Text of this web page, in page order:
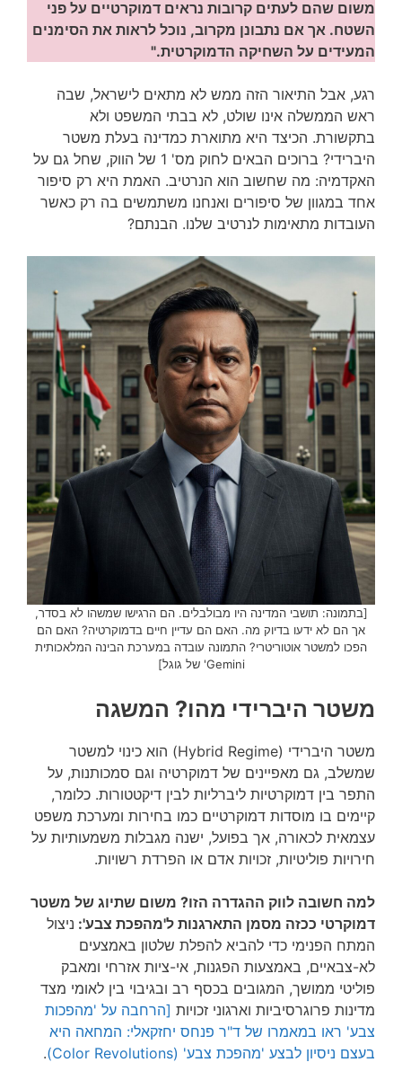
משום שהם לעתים קרובות נראים דמוקרטיים על פני
השטח. אך אם נתבונן מקרוב, נוכל לראות את הסימנים
המעידים על השחיקה הדמוקרטית."
רגע, אבל התיאור הזה ממש לא מתאים לישראל, שבה
ראש הממשלה אינו שולט, לא בבתי המשפט ולא
בתקשורת. הכיצד היא מתוארת כמדינה בעלת משטר
היברידי? ברוכים הבאים לחוק מס' 1 של הווק, שחל גם על
האקדמיה: מה שחשוב הוא הנרטיב. האמת היא רק סיפור
אחד במגוון של סיפורים ואנחנו משתמשים בה רק כאשר
העובדות מתאימות לנרטיב שלנו. הבנתם?
[בתמונה: תושבי המדינה היו מבולבלים. הם הרגישו שמשהו לא בסדר,
אך הם לא ידעו בדיוק מה. האם הם עדיין חיים בדמוקרטיה? האם הם
הפכו למשטר אוטוריטרי? התמונה עובדה במערכת הבינה המלאכותית
Gemini' של גוגל]
משטר היברידי מהו? המשגה
משטר היברידי (Hybrid Regime) הוא כינוי למשטר
שמשלב, גם מאפיינים של דמוקרטיה וגם סמכותנות, על
התפר בין דמוקרטיות ליברליות לבין דיקטטורות. כלומר,
קיימים בו מוסדות דמוקרטיים כמו בחירות ומערכת משפט
עצמאית לכאורה, אך בפועל, ישנה מגבלות משמעותיות על
חירויות פוליטיות, זכויות אדם או הפרדת רשויות.
למה חשובה לווק ההגדרה הזו? משום שתיוג של משטר
דמוקרטי ככזה מסמן התארגנות ל'מהפכת צבע': ניצול
המתח הפנימי כדי להביא להפלת שלטון באמצעים
לא-צבאיים, באמצעות הפגנות, אי-ציות אזרחי ומאבק
פוליטי ממושך, המגובים בכסף רב ובגיבוי בין לאומי מצד
מדינות פרוגרסיביות וארגוני זכויות [הרחבה על 'מהפכות
צבע' ראו במאמרו של ד"ר פנחס יחזקאלי: המחאה היא
בעצם ניסיון לבצע 'מהפכת צבע' (Color Revolutions)
.